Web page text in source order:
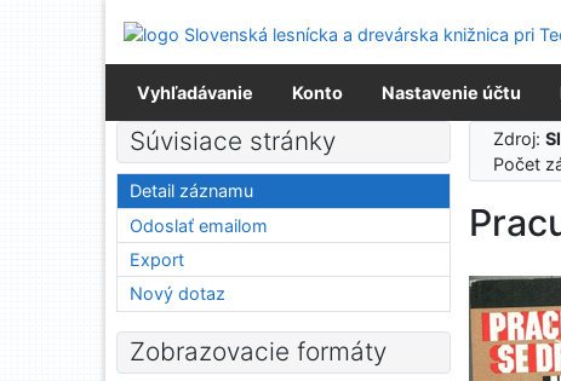
Prejsť na menu
Prehlásenie o webovej prístupnosti
Vyhľadávanie Konto Nastavenie účtu
Zdroj:
Počet
Súvisiace stránky
Detail záznamu
Odoslať emailom
Export
Nový dotaz
Zobrazovacie formáty